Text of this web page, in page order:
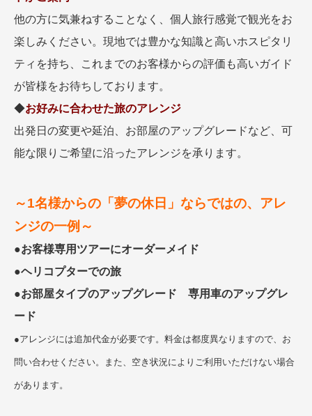
ラ・プルミエール（エールフランス
航空）
他の方に気兼ねすることなく、個人旅行感覚で観光をお
楽しみください。現地では豊かな知識と高いホスピタリ
ティを持ち、これまでのお客様からの評価も高いガイド
が皆様をお待ちしております。
◆お好みに合わせた旅のアレンジ
出発日の変更や延泊、お部屋のアップグレードなど、可
能な限りご希望に沿ったアレンジを承ります。
～1名様からの「夢の休日」ならではの、アレ
ンジの一例～
●お客様専用ツアーにオーダーメイド
●ヘリコプターでの旅
●お部屋タイプのアップグレード 専用車のアップグレ
ード
●アレンジには追加代金が必要です。料金は都度異なりますので、お
問い合わせください。また、空き状況によりご利用いただけない場合
があります。